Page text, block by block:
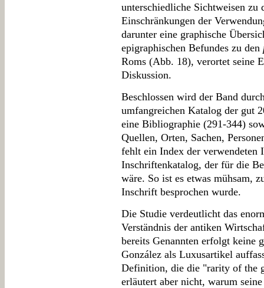
unterschiedliche Sichtweisen zu
Einschränkungen der
darunter eine graphische
epigraphischen Befundes zu den
Roms (Abb. 18), verortet seine
Diskussion.
Beschlossen wird der Band
umfangreichen Katalog der gut
eine Bibliographie (291-344)
Quellen, Orten, Sachen,
fehlt ein Index der verwendeten
Inschriftenkatalog, der für die
wäre. So ist es etwas mühsam,
Inschrift besprochen wurde.
Die Studie verdeutlicht das
Verständnis der antiken
bereits Genannten erfolgt keine
González als Luxusartikel
Definition, die die "rarity of the
erläutert aber nicht, warum